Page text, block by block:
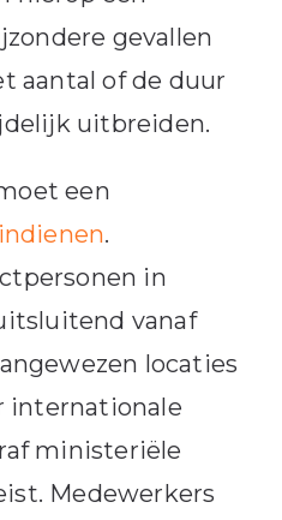
gevallen
aantal of de duur
uitbreiden.
een
.
in
vanaf
locaties
internationale
ministeriële
Medewerkers